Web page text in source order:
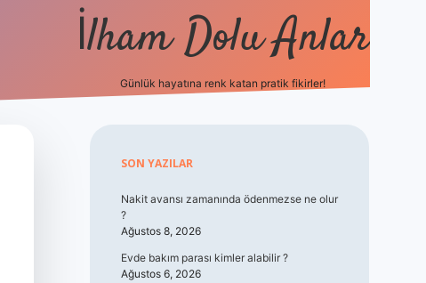
İlham Dolu Anlar
Günlük hayatına renk katan pratik fikirler!
Sidebar
SON YAZILAR
Nakit avansı zamanında ödenmezse ne olur
?
Ağustos 8, 2026
Evde bakım parası kimler alabilir ?
Ağustos 6, 2026